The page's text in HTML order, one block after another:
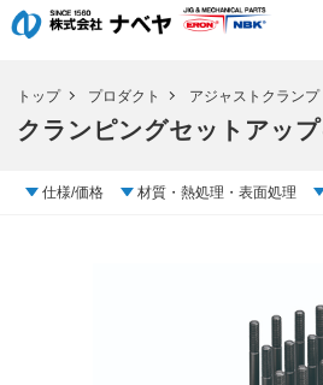
トップ プロダクト アジャストクランプ
クランピングセットアップ
仕様/価格 材質・熱処理・表面処理